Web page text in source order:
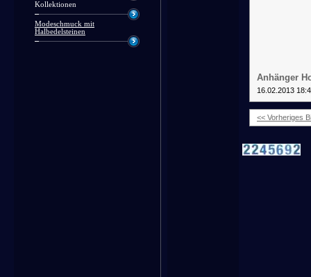
Kollektionen
Modeschmuck mit
Halbedelsteinen
Anhänger
16.02.2013
<< Vorheriges